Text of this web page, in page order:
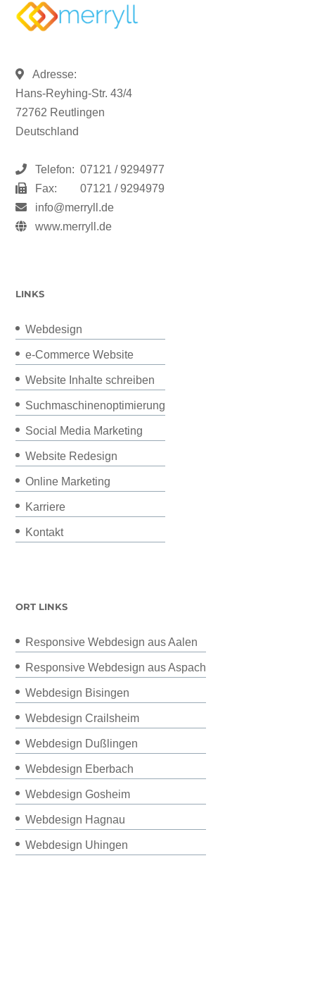
Adresse:
Hans-Reyhing-Str. 43/4
72762 Reutlingen
Deutschland
Telefon: 07121 / 9294977
Fax:
07121 / 9294979
info@merryll.de
www.merryll.de
LINKS
Webdesign
e-Commerce Website
Website Inhalte schreiben
Suchmaschinenoptimierung
Social Media Marketing
Website Redesign
Online Marketing
Karriere
Kontakt
ORT LINKS
Responsive Webdesign aus Aalen
Responsive Webdesign aus Aspach
Webdesign Bisingen
Webdesign Crailsheim
Webdesign Dußlingen
Webdesign Eberbach
Webdesign Gosheim
Webdesign Hagnau
Webdesign Uhingen